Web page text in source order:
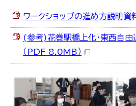
ワークショップの進め方説明資
(参考)花巻駅橋上化・東西自
（PDF 8.0MB）